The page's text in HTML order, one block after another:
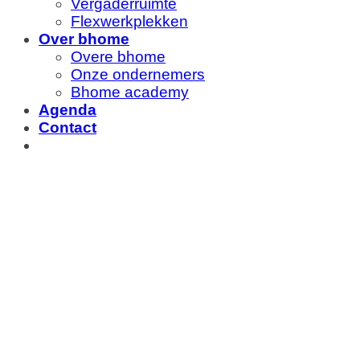
Vergaderruimte
Flexwerkplekken
Over bhome
Overe bhome
Onze ondernemers
Bhome academy
Agenda
Contact